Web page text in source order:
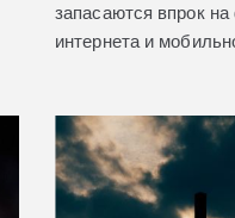
запасаются впрок
интернета и